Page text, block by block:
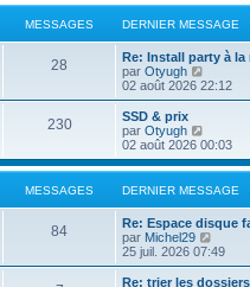
MESSAGES DERNIER MESSAGE
28
Re: Install party à la
par Otyugh
o
n
l
e
r
l
e
d
e
r
n
i
02 août 2026 22:12
230
SSD & prix
par Otyugh
o
n
s
u
e
r
l
e
02 août 2026 00:03
MESSAGES DERNIER MESSAGE
84
Re: Espace disque
par Michel29
o
n
s
25 juil. 2026 07:49
Re: trier les dossiers